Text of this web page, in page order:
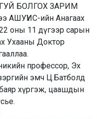
БОЛГОХ ЗАРИМ
АШУҮИС-ийн Анагаах
оны 11 дүгээр сарын
Ухааны Доктор
профессор, Эх
эмч Ц.Батболд
хүргэж, цаашдын